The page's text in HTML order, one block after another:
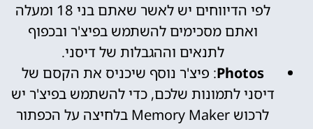
לפי הדיווחים יש לאשר שאתם בני 18 ומעלה
ואתם מסכימים להשתמש בפיצ'ר ובכפוף
לתנאים וההגבלות של דיסני.
Photos: פיצ'ר נוסף שיכניס את הקסם של
דיסני לתמונות שלכם, כדי להשתמש בפיצ'ר יש
לרכוש Memory Maker בלחיצה על הכפתור